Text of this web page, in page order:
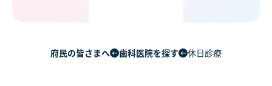
府民の皆さまへ 歯科医院を探す 休日診療